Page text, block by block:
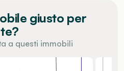
giusto per
te?
a questi immobili